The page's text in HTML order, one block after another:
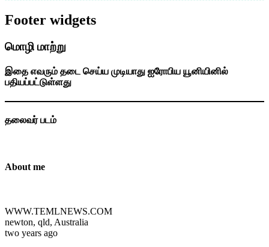
Footer widgets
மொழி மாற்று
இதை எவரும் தடை செய்ய முடியாது ஐரோபிய யூனியினில்
பதியப்பட்டுள்ளது
தலைவர் படம்
About me
WWW.TEMLNEWS.COM
newton, qld, Australia
two years ago